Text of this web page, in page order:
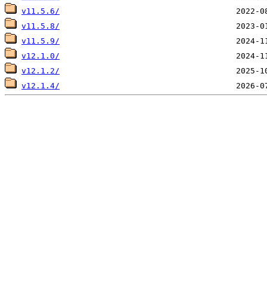
v11.5.6/
v11.5.8/
v11.5.9/
v12.1.0/
v12.1.2/
v12.1.4/